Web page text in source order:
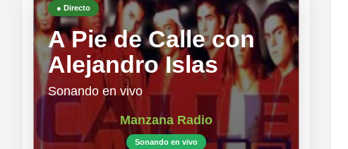
● Directo
A Pie de Calle con
Alejandro Islas
Sonando en vivo
Manzana Radio
Sonando en vivo